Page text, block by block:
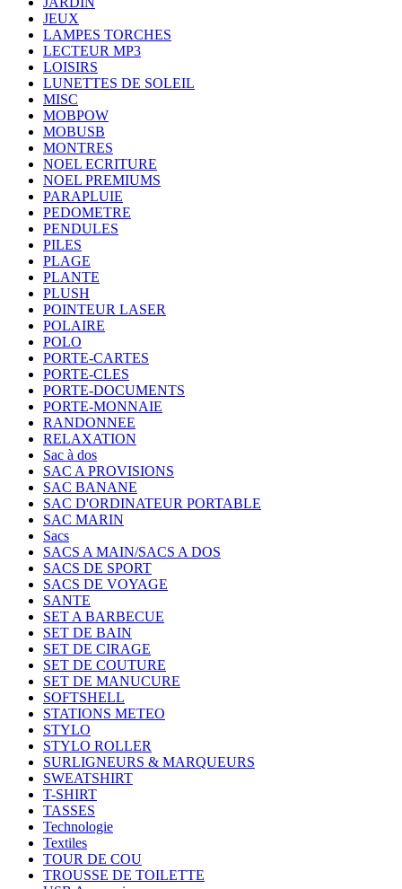
JEUX
LAMPES TORCHES
LECTEUR MP3
LOISIRS
LUNETTES DE SOLEIL
MISC
MOBPOW
MOBUSB
MONTRES
NOEL ECRITURE
NOEL PREMIUMS
PARAPLUIE
PEDOMETRE
PENDULES
PILES
PLAGE
PLANTE
PLUSH
POINTEUR LASER
POLAIRE
POLO
PORTE-CARTES
PORTE-CLES
PORTE-DOCUMENTS
PORTE-MONNAIE
RANDONNEE
RELAXATION
Sac à dos
SAC A PROVISIONS
SAC BANANE
SAC D'ORDINATEUR PORTABLE
SAC MARIN
Sacs
SACS A MAIN/SACS A DOS
SACS DE SPORT
SACS DE VOYAGE
SANTE
SET A BARBECUE
SET DE BAIN
SET DE CIRAGE
SET DE COUTURE
SET DE MANUCURE
SOFTSHELL
STATIONS METEO
STYLO
STYLO ROLLER
SURLIGNEURS & MARQUEURS
SWEATSHIRT
T-SHIRT
TASSES
Technologie
Textiles
TOUR DE COU
TROUSSE DE TOILETTE